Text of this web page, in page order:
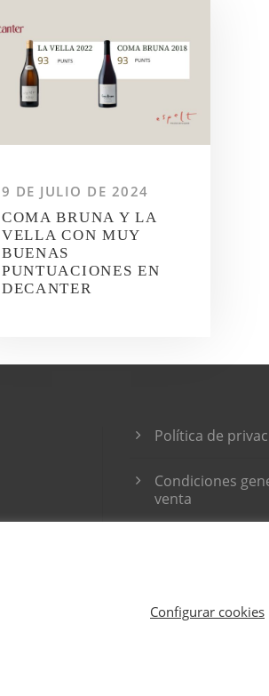
9 DE JULIO DE 2024
COMA BRUNA Y LA
VELLA CON MUY
BUENAS
PUNTUACIONES EN
DECANTER
Política de
Condiciones
venta
Configurar cookies